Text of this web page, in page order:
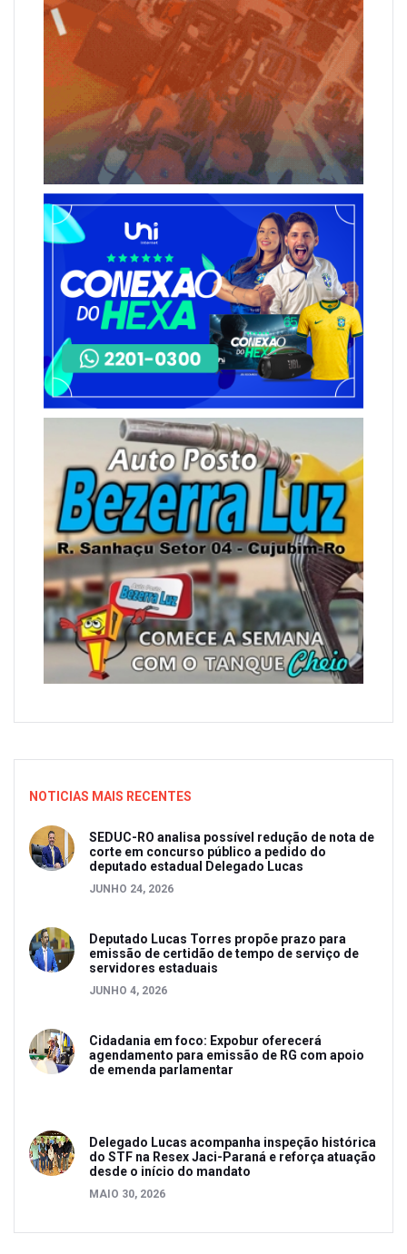
NOTICIAS MAIS RECENTES
SEDUC-RO analisa possível redução de nota de
corte em concurso público a pedido do
deputado estadual Delegado Lucas
JUNHO 24, 2026
Deputado Lucas Torres propõe prazo para
emissão de certidão de tempo de serviço de
servidores estaduais
JUNHO 4, 2026
Cidadania em foco: Expobur oferecerá
agendamento para emissão de RG com apoio
de emenda parlamentar
Delegado Lucas acompanha inspeção histórica
do STF na Resex Jaci-Paraná e reforça atuação
desde o início do mandato
MAIO 30, 2026